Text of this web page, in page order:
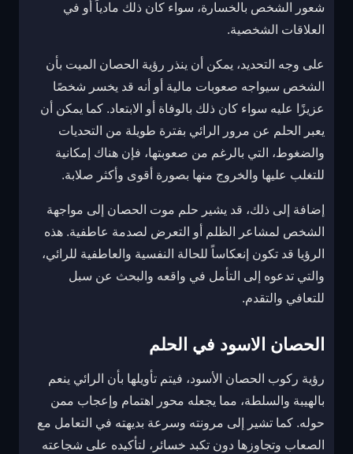
شعور الشخص بالخسارة، سواء كان ذلك مادياً أو في
العلاقات الشخصية.
على وجه التحديد، يمكن أن ينذر رؤية الحصان الميت بأن
الشخص سيواجه صعوبات مالية أو أنه قد يخسر شخصًا
عزيزًا عليه سواء كان ذلك بالوفاة أو الابتعاد. كما يمكن أن
يعبر الحلم عن مرور الرائي بفترة طويلة من التحديات
والضغوط، التي بالرغم من صعوبتها، فإن هناك إمكانية
للتغلب عليها والخروج منها بصورة أقوى وأكثر صلابة.
إضافة إلى ذلك، قد يشير حلم موت الحصان إلى مواجهة
الشخص لمشاعر الظلم أو التعرض لصدمة عاطفية. هذه
الرؤيا قد تكون إنعكاساً للحالة النفسية والعاطفية للرائي،
والتي تدعوه إلى التأمل في واقعه والبحث عن سبل
للتعافي والتقدم.
الحصان الاسود في الحلم
رؤية ركوب الحصان الأسود، فيتم تأويلها بأن الرائي ينعم
بالهيبة والسلطة، مما يجعله محور اهتمام وإعجاب ممن
حوله. كما تشير إلى مرونته وسرعة بديهته في التعامل مع
الصعاب وتجاوزها دون تكبد خسائر، لتأكيده على شجاعته